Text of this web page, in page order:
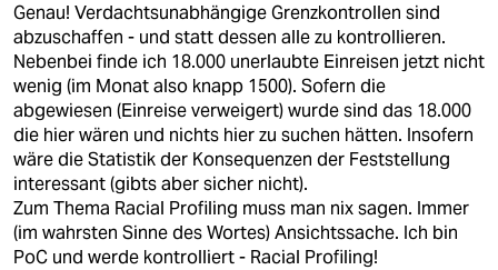
Genau! Verdachtsunabhängige Grenzkontrollen sind
abzuschaffen - und statt dessen alle zu kontrollieren.
Nebenbei finde ich 18.000 unerlaubte Einreisen jetzt nicht
wenig (im Monat also knapp 1500). Sofern die
abgewiesen (Einreise verweigert) wurde sind das 18.000
die hier wären und nichts hier zu suchen hätten. Insofern
wäre die Statistik der Konsequenzen der Feststellung
interessant (gibts aber sicher nicht).
Zum Thema Racial Profiling muss man nix sagen. Immer
(im wahrsten Sinne des Wortes) Ansichtssache. Ich bin
PoC und werde kontrolliert - Racial Profiling!